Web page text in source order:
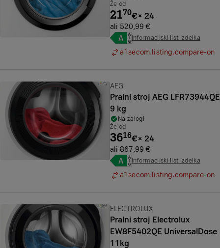
Že od
2170€× 24
ali 520,99 €
Informacijski list izdelka
a1secom.listing.compare-on
Znamka:
AEG
Pralni stroj AEG LFR73944QE
9 kg
Na zalogi
Že od
3616€× 24
ali 867,99 €
Informacijski list izdelka
a1secom.listing.compare-on
Znamka:
ELECTROLUX
Pralni stroj Electrolux
EW8F5402QE UniversalDose
11kg